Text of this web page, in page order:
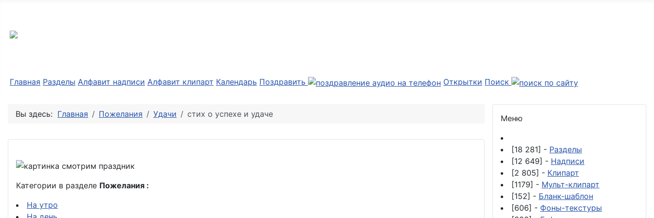
Главная Разделы Алфавит надписи Алфавит клипарт Календарь Поздравить Открытки Поиск
Вы здесь: Главная Пожелания Удачи стих о успехе и удаче
Категории в разделе Пожелания :
На утро
Меню
[18 281] - Разделы
[12 649] - Надписи
[2 805] - Клипарт
[1179] - Мульт-клипарт
[152] - Бланк-шаблон
[606] - Фоны-текстуры